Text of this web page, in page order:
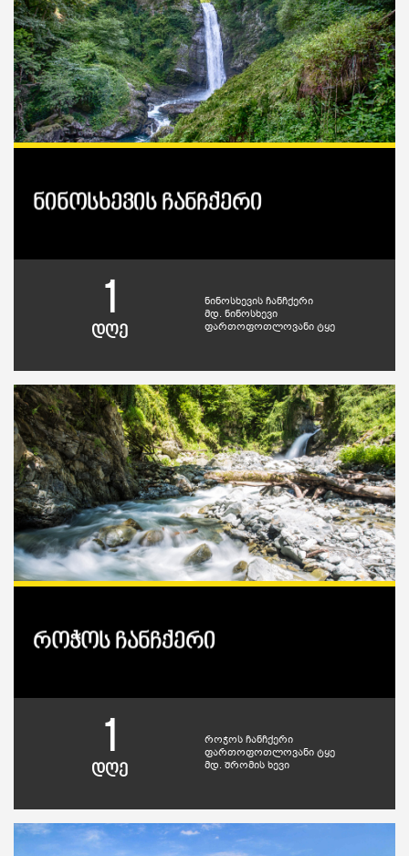
ნინოსხევის ჩანჩქერი
1
დღე
ნინოსხევის ჩანჩქერი
მდ. ნინოსხევი
ფართოფოთლოვანი ტყე
როჭოს ჩანჩქერი
1
დღე
როჭოს ჩანჩქერი
ფართოფოთლოვანი ტყე
მდ. შრომის ხევი